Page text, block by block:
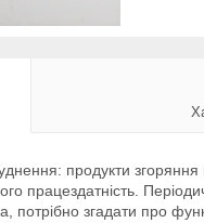
продукти
працездатність.
згадати про